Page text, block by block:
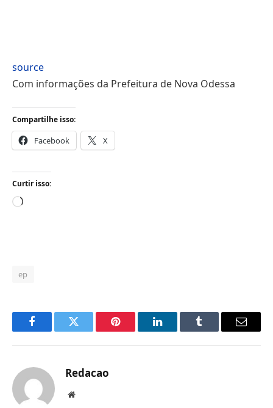
source
Com informações da Prefeitura de Nova Odessa
Compartilhe isso:
Facebook X
Curtir isso:
Carregando...
ep
FacebookTwitter Pinterest LinkedInTumblr Email
Redacao
Website